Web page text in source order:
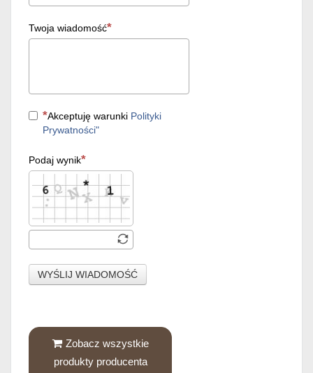
Twoja wiadomość
Akceptuję warunki Polityki
Prywatności"
Podaj wynik
WYŚLIJ WIADOMOŚĆ
Zobacz wszystkie
produkty producenta